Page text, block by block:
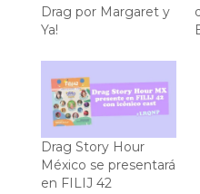
Drag por Margaret y
Ya!
Drag Story Hour
México se presentará
en FILIJ 42